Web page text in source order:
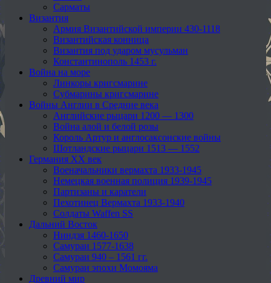
Сарматы
Византия
Армия Византийской империи 430-1118
Византийская конница
Византия под ударом мусульман
Константинополь 1453 г.
Война на море
Линкоры кригсмарине
Субмарины кригсмарине
Войны Англии в Средние века
Английские рыцари 1200 — 1300
Война алой и белой розы
Король Артур и англосаксонские войны
Шотландские рыцари 1513 — 1552
Германия XX век
Военачальники вермахта 1933-1945
Немецкая военная полиция 1939-1945
Партизаны и каратели
Пехотинец Вермахта 1933-1940
Солдаты Waffen SS
Дальний Восток
Ниндзя 1460-1650
Самураи 1577-1638
Самураи 940 – 1561 гг.
Самураи эпохи Момояма
Древний мир